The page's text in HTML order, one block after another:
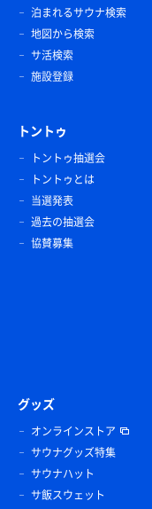
泊まれるサウナ検索
地図から検索
サ活検索
施設登録
トントゥ
トントゥ抽選会
トントゥとは
当選発表
過去の抽選会
協賛募集
グッズ
オンラインストア
サウナグッズ特集
サウナハット
サ飯スウェット